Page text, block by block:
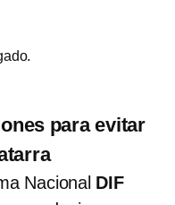
para evitar
Nacional DIF